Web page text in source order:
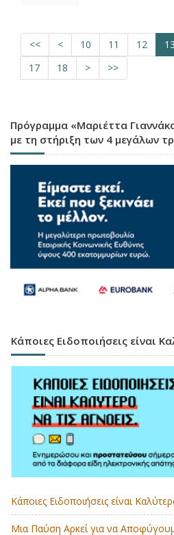
<< < 10 11 12 13
17
18 > >>
Πρόγραμμα «Μαριέττα
με τη στήριξη των 4 μεγάλων
Κάποιες Ειδοποιήσεις είναι
Κάποιες Ειδοποιήσεις είναι
Μια Παύση Αρκεί για να